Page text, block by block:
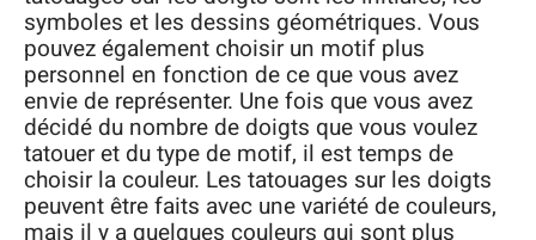
symboles et les dessins géométriques. Vous
pouvez également choisir un motif plus
personnel en fonction de ce que vous avez
envie de représenter. Une fois que vous avez
décidé du nombre de doigts que vous voulez
tatouer et du type de motif, il est temps de
choisir la couleur. Les tatouages sur les doigts
peuvent être faits avec une variété de couleurs,
mais il y a quelques couleurs qui sont plus